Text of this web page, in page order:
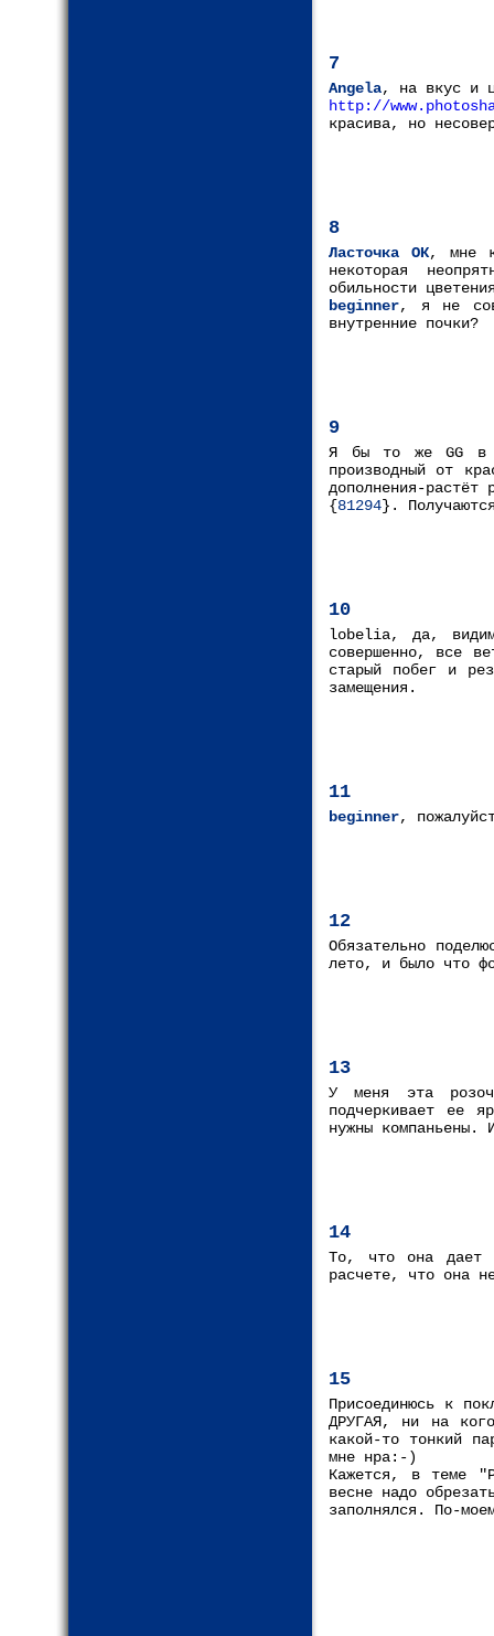
7
Angela, на вкус и
http://
красива, но
8
Ласточка ОК, мне
некоторая
обильности
beginner, я не
внутренние почки?
9
Я бы то же GG в
производный от
дополнения-
{81294}.
10
lobelia, да,
совершенно, все
старый побег и
замещения.
11
beginner,
12
Обязательно
лето, и было что
13
У меня эта
подчеркивает ее
нужны компаньены.
14
То, что она дает
расчете, что она
15
Присоединюсь к
ДРУГАЯ, ни на
какой-то тонкий
мне нра:-)
Кажется, в теме
весне надо
заполнялся. По-